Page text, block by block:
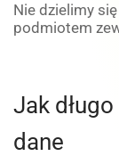
Nie dzielimy
podmiotem
Jak
dane